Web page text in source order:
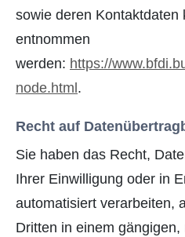
sowie deren Kontaktdaten
entnommen
werden: https://
node.html .
Recht auf
Sie haben das Recht,
Ihrer Einwilligung oder in
automatisiert verarbeiten,
Dritten in einem